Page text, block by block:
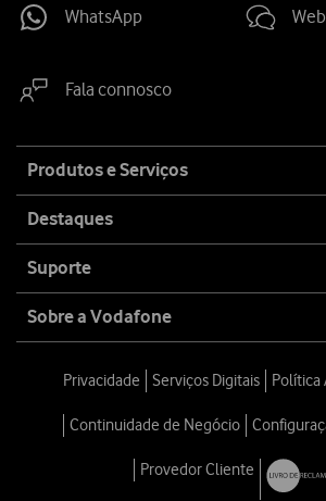
WhatsApp
Fala connosco
map
Produtos e Serviços
Destaques
Suporte
Sobre a Vodafone
Privacidade Serviços Digitais Política
Continuidade de Negócio
Provedor Cliente